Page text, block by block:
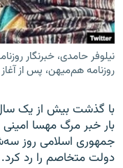
زبان‌های دیگر
نیلوفر حامدی، خبرنگار
روزنامه هم‌میهن، پس از
با گذشت بیش از یک سال
بار خبر مرگ مهسا
جمهوری اسلامی روز
دولت متخاصم را رد کرد.